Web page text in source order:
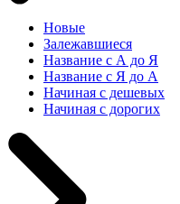
Новые
Залежавшиеся
Название с А до Я
Название с Я до А
Начиная с дешевых
Начиная с дорогих